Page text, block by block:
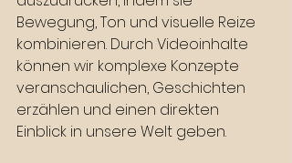
Bewegung, Ton und visuelle Reize
kombinieren. Durch Videoinhalte
können wir komplexe Konzepte
veranschaulichen, Geschichten
erzählen und einen direkten
Einblick in unsere Welt geben.